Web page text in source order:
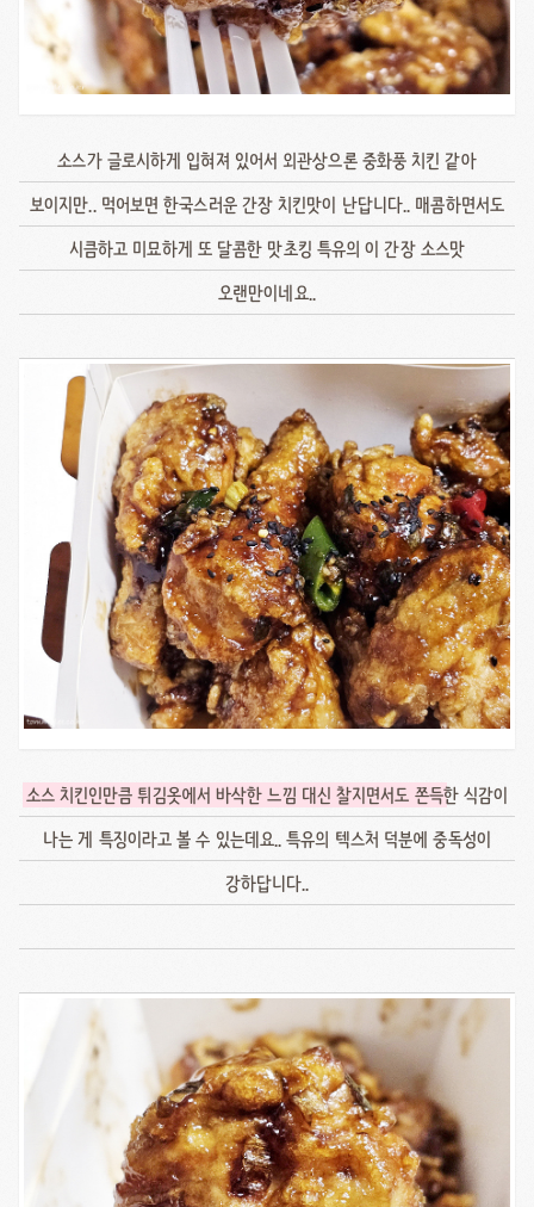
소스가 글로시하게 입혀져 있어서 외관상으론 중화풍 치킨 같아
보이지만.. 먹어보면 한국스러운 간장 치킨맛이 난답니다.. 매콤하면서도
시큼하고 미묘하게 또 달콤한 맛초킹 특유의 이 간장 소스맛
오랜만이네요..
소스 치킨인만큼 튀김옷에서 바삭한 느낌 대신 찰지면서도 쫀득한 식감이
나는 게 특징이라고 볼 수 있는데요.. 특유의 텍스처 덕분에 중독성이
강하답니다..